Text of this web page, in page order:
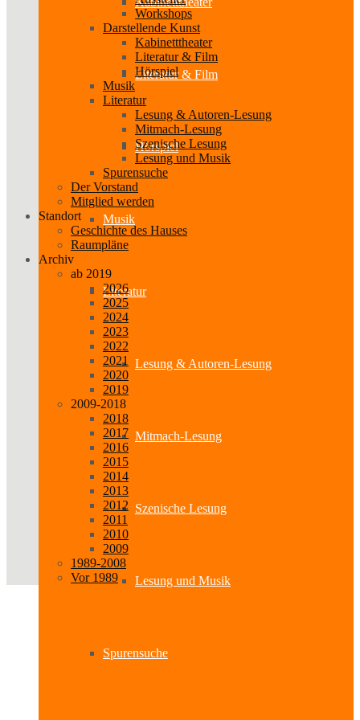
Literatur & Film
Hörspiel
Musik
Literatur
Lesung & Autoren-Lesung
Mitmach-Lesung
Szenische Lesung
Lesung und Musik
Spurensuche
Workshops
Darstellende Kunst
Kabinetttheater
Literatur & Film
Hörspiel
Musik
Literatur
Lesung & Autoren-Lesung
Mitmach-Lesung
Szenische Lesung
Lesung und Musik
Spurensuche
Der Vorstand
Mitglied werden
Standort
Geschichte des Hauses
Raumpläne
Archiv
ab 2019
2026
2025
2024
2023
2022
2021
2020
2019
2009-2018
2018
2017
2016
2015
2014
2013
2012
2011
2010
2009
1989-2008
Vor 1989